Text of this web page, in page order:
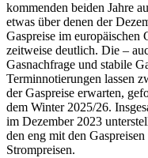
kommenden beiden Jahre
etwas über denen der
Gaspreise im europäischen
zeitweise deutlich. Die ‒
Gasnachfrage und stabile
Terminnotierungen lassen
der Gaspreise erwarten,
dem Winter 2025/26.
im Dezember 2023
den eng mit den
Strompreisen.